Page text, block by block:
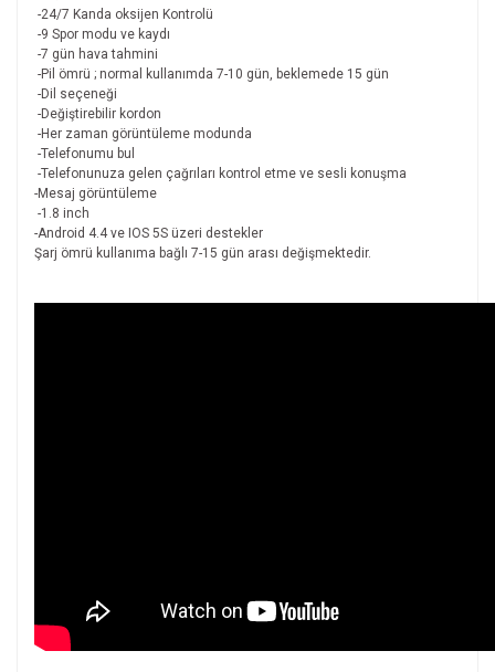
-24/7 Kanda oksijen Kontrolü
-9 Spor modu ve kaydı
-7 gün hava tahmini
-Pil ömrü ; normal kullanımda 7-10 gün, beklemede 15 gün
-Dil seçeneği
-Değiştirebilir kordon
-Her zaman görüntüleme modunda
-Telefonumu bul
-Telefonunuza gelen çağrıları kontrol etme ve sesli konuşma
-Mesaj görüntüleme
-1.8 inch
-Android 4.4 ve IOS 5S üzeri destekler
Şarj ömrü kullanıma bağlı 7-15 gün arası değişmektedir.